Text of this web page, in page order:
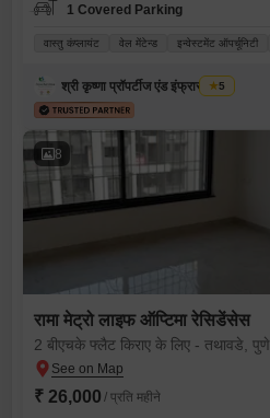
1 Covered Parking
वास्तु कंप्लायंट वेल मेंटेन्ड इन्वेस्टमेंट ऑपर्चूनिटी
श्री कृष्णा प्रॉपर्टीज एंड इंफ्रास्ट्रक्चर
5
8
रामा मेट्रो लाइफ ऑप्टिमा रेसिडेंसेस
2 बीएचके फ्लैट किराए के लिए - तथावडे, पुणे
₹ 26,000 / प्रति महीने